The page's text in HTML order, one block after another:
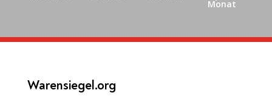
Monat
Warensiegel.org